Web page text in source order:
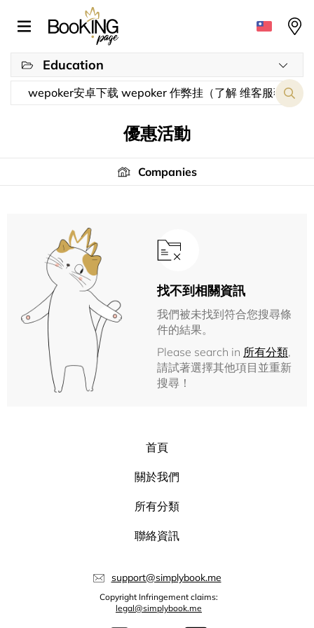
Education
優惠活動
Companies
找不到相關資訊
我們被未找到符合您搜尋條
件的結果。
Please search in 所有分類,
請試著選擇其他項目並重新
搜尋！
首頁
關於我們
所有分類
聯絡資訊
support@simplybook.me
Copyright Infringement claims:
legal@simplybook.me